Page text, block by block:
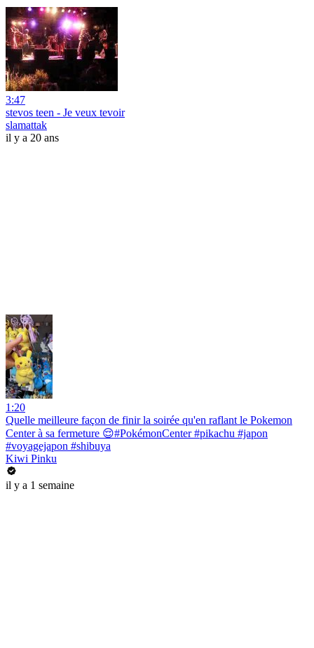
3:47
stevos teen - Je veux tevoir
slamattak
il y a 20 ans
1:20
Quelle meilleure façon de finir la soirée qu'en raflant le Pokemon
Center à sa fermeture 😌#PokémonCenter #pikachu #japon
#voyagejapon #shibuya
Kiwi Pinku
il y a 1 semaine